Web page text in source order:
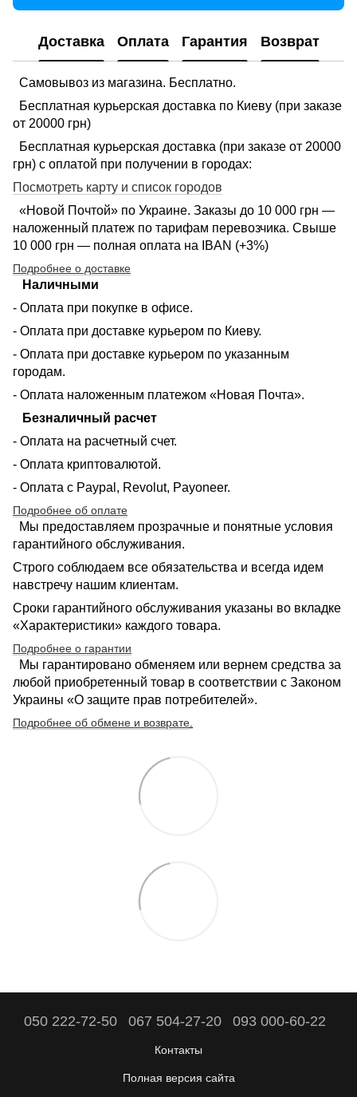
Доставка Оплата Гарантия Возврат
Самовывоз из магазина. Бесплатно.
Бесплатная курьерская доставка по Киеву (при заказе
от 20000 грн)
Бесплатная курьерская доставка (при заказе от 20000
грн) с оплатой при получении в городах:
Посмотреть карту и список городов
«Новой Почтой» по Украине. Заказы до 10 000 грн —
наложенный платеж по тарифам перевозчика. Свыше
10 000 грн — полная оплата на IBAN (+3%)
Подробнее о доставке
Наличными
- Оплата при покупке в офисе.
- Оплата при доставке курьером по Киеву.
- Оплата при доставке курьером по указанным
городам.
- Оплата наложенным платежом «Новая Почта».
Безналичный расчет
- Оплата на расчетный счет.
- Оплата криптовалютой.
- Оплата с Paypal, Revolut, Payoneer.
Подробнее об оплате
Мы предоставляем прозрачные и понятные условия
гарантийного обслуживания.
Строго соблюдаем все обязательства и всегда идем
навстречу нашим клиентам.
Сроки гарантийного обслуживания указаны во вкладке
«Характеристики» каждого товара.
Подробнее о гарантии
Мы гарантировано обменяем или вернем средства за
любой приобретенный товар в соответствии с Законом
Украины «О защите прав потребителей».
Подробнее об обмене и возврате
050 222-72-50 067 504-27-20 093 000-60-22
Контакты
Полная версия сайта